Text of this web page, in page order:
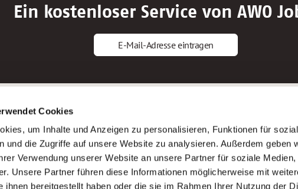
Cookies
um Inhalte und Anzeigen zu personalisieren, Funktionen für
und die Zugriffe auf unsere Website zu analysieren. Außerdem geben
Verwendung unserer Website an unsere Partner für soziale Medien,
Unsere Partner führen diese Informationen möglicherweise mit
ihnen bereitgestellt haben oder die sie im Rahmen Ihrer Nutzung der
Ein kostenloser Service von AWO
E-Mail-Adresse eintragen
als Altenpfleger*in
als Krankenpfleger*in
als Altenpflegehelfer*in
als Erzieher*in
AWO Gliederungen nach
Stellenangebote nach
Sitemap
Impressum
Datenschutz